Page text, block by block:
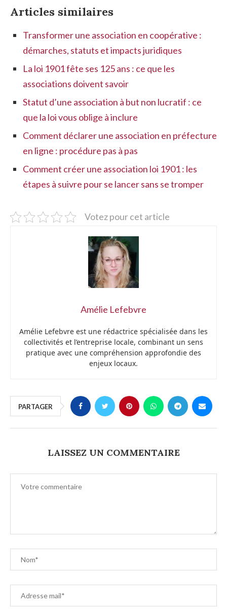
Articles similaires
Transformer une association en coopérative :
démarches, statuts et impacts juridiques
La loi 1901 fête ses 125 ans : ce que les
associations doivent savoir
Statut d’une association à but non lucratif : ce
que la loi vous oblige à inclure
Comment déclarer une association en préfecture
en ligne : procédure pas à pas
Comment créer une association loi 1901 : les
étapes à suivre pour se lancer sans se tromper
Votez pour cet article
Amélie Lefebvre
Amélie Lefebvre est une rédactrice spécialisée dans les
collectivités et l’entreprise locale, combinant un sens
pratique avec une compréhension approfondie des
enjeux locaux.
PARTAGER
LAISSEZ UN COMMENTAIRE